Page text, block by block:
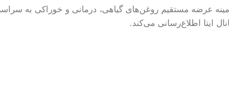
عرضه مستقیم روغن‌های گیاهی، درمانی و خوراکی به
ایتا اطلاع‌رسانی می‌کند.